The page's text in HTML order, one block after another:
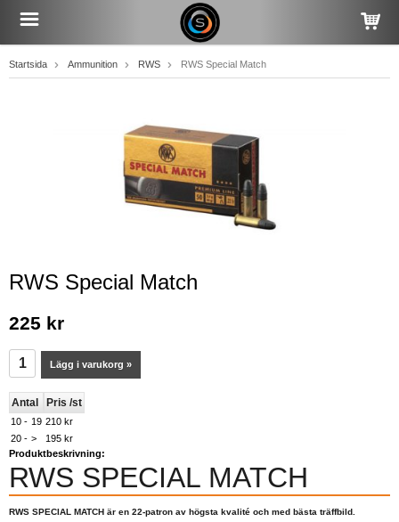
Startsida Ammunition RWS RWS Special Match
RWS Special Match
225 kr
Lägg i varukorg »
Antal Pris /st
10 - 19 210 kr
20 - >
195 kr
Produktbeskrivning:
RWS SPECIAL MATCH
RWS SPECIAL MATCH är en 22-patron av högsta kvalité och med bästa träffbild.